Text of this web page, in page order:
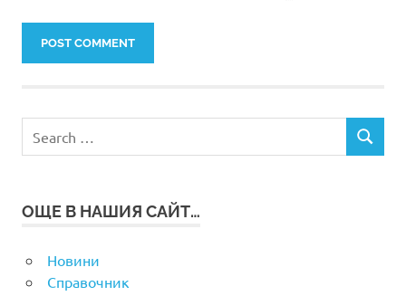
for:
SEARCH
ОЩЕ В НАШИЯ САЙТ…
Новини
Справочник